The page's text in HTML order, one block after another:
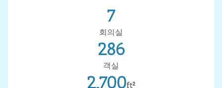
7
회의실
286
객실
2,700ft²